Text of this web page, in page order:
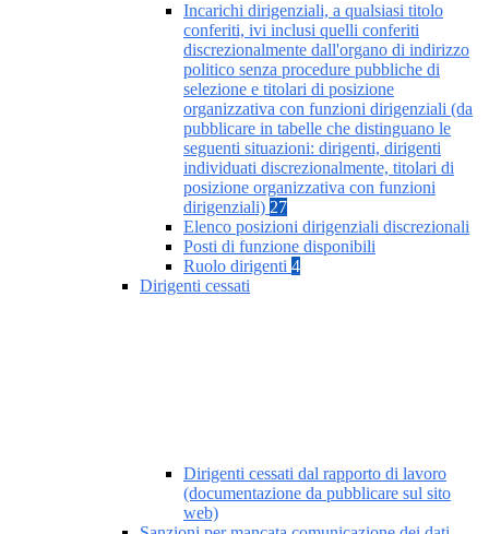
Incarichi dirigenziali, a qualsiasi titolo
conferiti, ivi inclusi quelli conferiti
discrezionalmente dall'organo di indirizzo
politico senza procedure pubbliche di
selezione e titolari di posizione
organizzativa con funzioni dirigenziali (da
pubblicare in tabelle che distinguano le
seguenti situazioni: dirigenti, dirigenti
individuati discrezionalmente, titolari di
posizione organizzativa con funzioni
dirigenziali) 27
Elenco posizioni dirigenziali discrezionali
Posti di funzione disponibili
Ruolo dirigenti 4
Dirigenti cessati
Dirigenti cessati dal rapporto di lavoro
(documentazione da pubblicare sul sito
web)